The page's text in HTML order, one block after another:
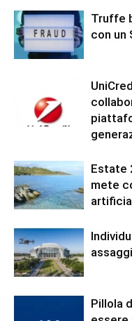
Truffe
con un
Estate
mete
Pillola